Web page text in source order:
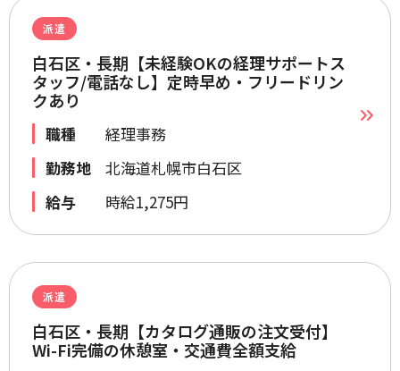
派遣
白石区・長期【未経験OKの経理サポートス
タッフ/電話なし】定時早め・フリードリン
クあり
職種
経理事務
勤務地
北海道札幌市白石区
給与
時給1,275円
派遣
白石区・長期【カタログ通販の注文受付】
Wi-Fi完備の休憩室・交通費全額支給